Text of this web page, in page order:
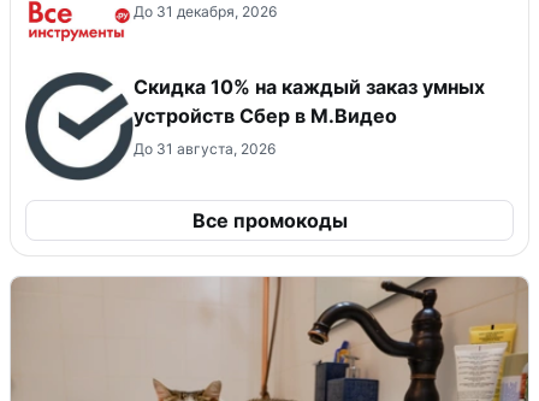
До 31 декабря, 2026
Скидка 10% на каждый заказ умных
устройств Сбер в М.Видео
До 31 августа, 2026
Все промокоды